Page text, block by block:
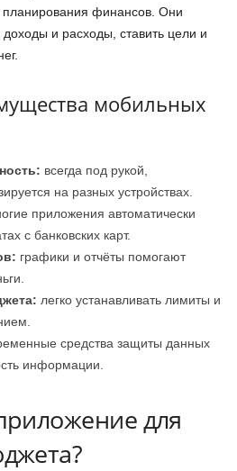
планирования финансов. Они
доходы и расходы, ставить цели и
мобильных
всегда под рукой,
на разных устройствах.
приложения автоматически
с банковских карт.
графики и отчёты помогают
легко устанавливать лимиты и
средства защиты данных
информации.
для